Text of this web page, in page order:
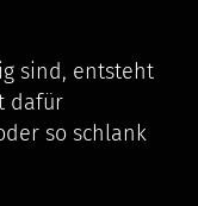
sind, entsteht
dafür
so schlank